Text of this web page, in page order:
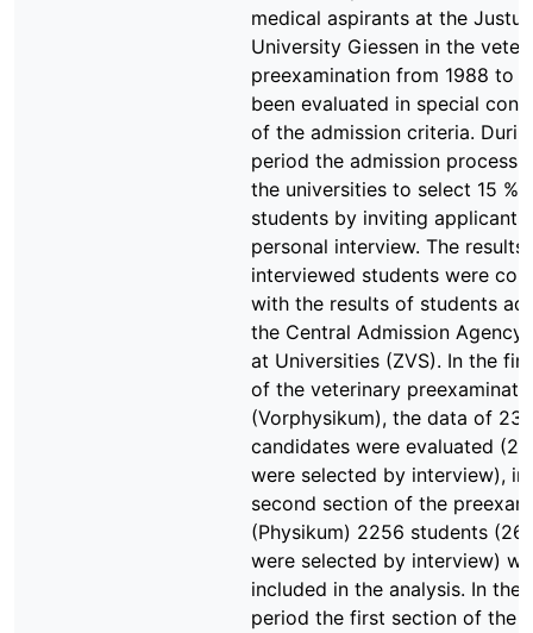
medical aspirants at the
University Giessen in the
preexamination from 1988 to
been evaluated in special
of the admission criteria.
period the admission process
the universities to select 15 %
students by inviting applicants
personal interview. The results
interviewed students were
with the results of students
the Central Admission Agency
at Universities (ZVS). In the
of the veterinary
(Vorphysikum), the data of
candidates were evaluated
were selected by interview), in
second section of the
(Physikum) 2256 students
were selected by interview)
included in the analysis. In the
period the first section of the